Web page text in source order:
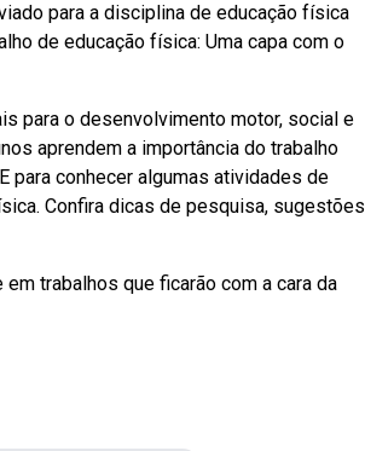
para a disciplina de educação física
de educação física: Uma capa com o
para o desenvolvimento motor, social e
aprendem a importância do trabalho
para conhecer algumas atividades de
Confira dicas de pesquisa, sugestões
trabalhos que ficarão com a cara da